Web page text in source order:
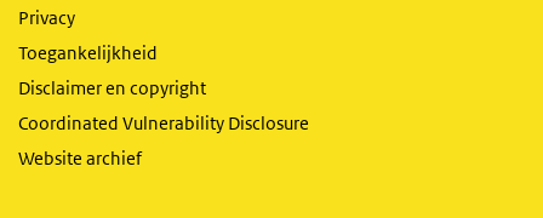
Privacy
Toegankelijkheid
Disclaimer en copyright
Coordinated Vulnerability Disclosure
Website archief